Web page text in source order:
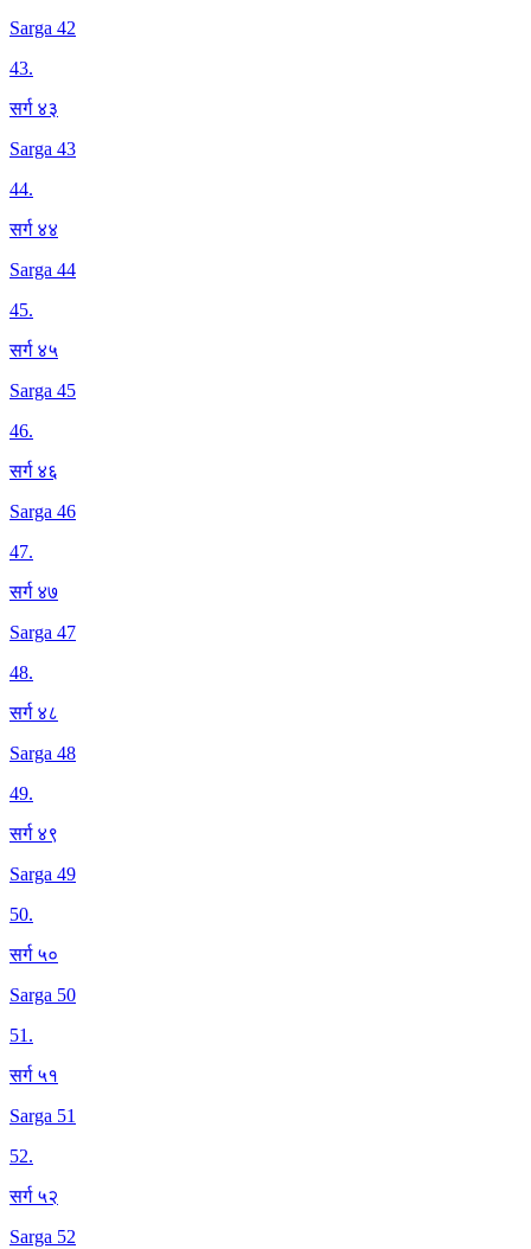
Sarga 42
43.
सर्ग ४३
Sarga 43
44.
सर्ग ४४
Sarga 44
45.
सर्ग ४५
Sarga 45
46.
सर्ग ४६
Sarga 46
47.
सर्ग ४७
Sarga 47
48.
सर्ग ४८
Sarga 48
49.
सर्ग ४९
Sarga 49
50.
सर्ग ५०
Sarga 50
51.
सर्ग ५१
Sarga 51
52.
सर्ग ५२
Sarga 52